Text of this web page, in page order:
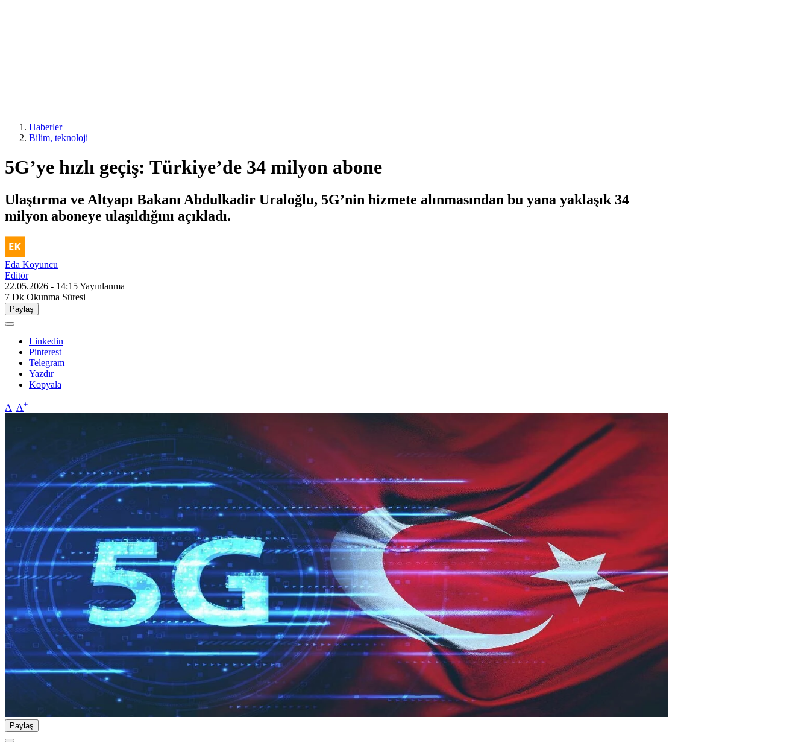
Haberler
Bilim, teknoloji
5G’ye hızlı geçiş: Türkiye’de 34 milyon abone
Ulaştırma ve Altyapı Bakanı Abdulkadir Uraloğlu, 5G’nin hizmete alınmasından bu yana yaklaşık 34
milyon aboneye ulaşıldığını açıkladı.
Eda Koyuncu
Editör
22.05.2026 - 14:15Yayınlanma
7 Dk Okunma Süresi
Paylaş
Linkedin
Pinterest
Telegram
Yazdır
Kopyala
A- A+
Paylaş